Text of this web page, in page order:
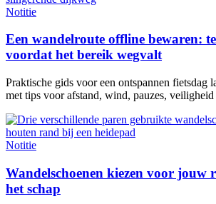
Notitie
Een wandelroute offline bewaren:
voordat het bereik wegvalt
Praktische gids voor een ontspannen fietsdag
met tips voor afstand, wind, pauzes, veiligheid
Notitie
Wandelschoenen kiezen voor jouw
het schap